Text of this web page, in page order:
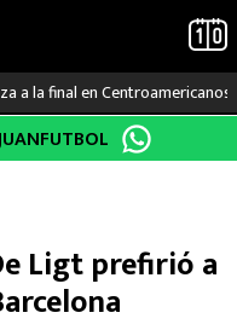
a la final en Centroamericanos
Ligt prefirió a